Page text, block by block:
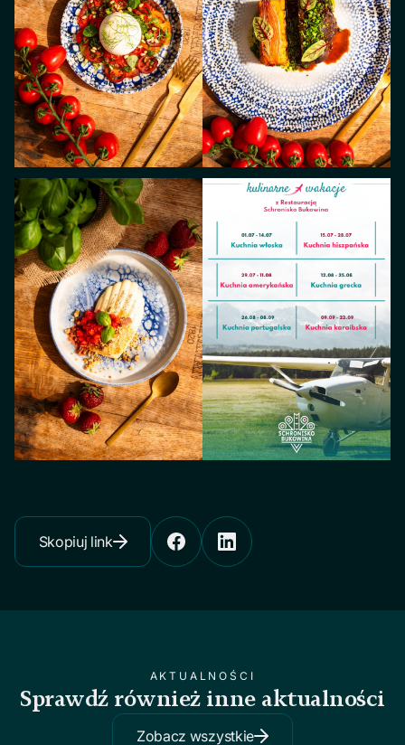
Skopiuj link
AKTUALNOŚCI
Sprawdź również inne aktualności
Zobacz wszystkie